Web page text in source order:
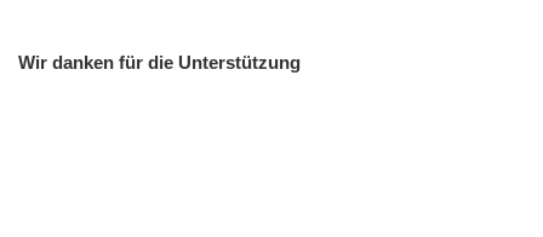
Wir danken für die Unterstützung